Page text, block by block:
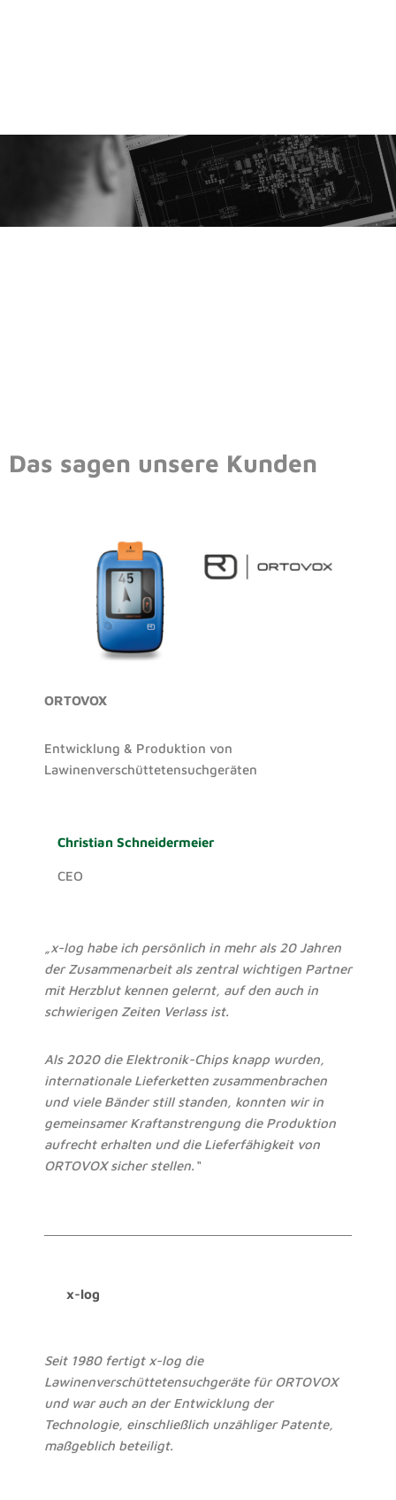
Das sagen unsere Kunden
ORTOVOX
Entwicklung & Produktion von
Lawinenverschüttetensuchgeräten
Christian Schneidermeier
CEO
„x-log habe ich persönlich in mehr als 20 Jahren
der Zusammenarbeit als zentral wichtigen Partner
mit Herzblut kennen gelernt, auf den auch in
schwierigen Zeiten Verlass ist.
Als 2020 die Elektronik-Chips knapp wurden,
internationale Lieferketten zusammenbrachen
und viele Bänder still standen, konnten wir in
gemeinsamer Kraftanstrengung die Produktion
aufrecht erhalten und die Lieferfähigkeit von
ORTOVOX sicher stellen.“
x-log
Seit 1980 fertigt x-log die
Lawinenverschüttetensuchgeräte für ORTOVOX
und war auch an der Entwicklung der
Technologie, einschließlich unzähliger Patente,
maßgeblich beteiligt.